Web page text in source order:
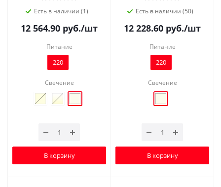
Есть в наличии (1)
12 564.90 руб./шт
Питание
220
Свечение
В корзину
Есть в наличии (50)
12 228.60 руб./шт
Питание
220
Свечение
В корзину